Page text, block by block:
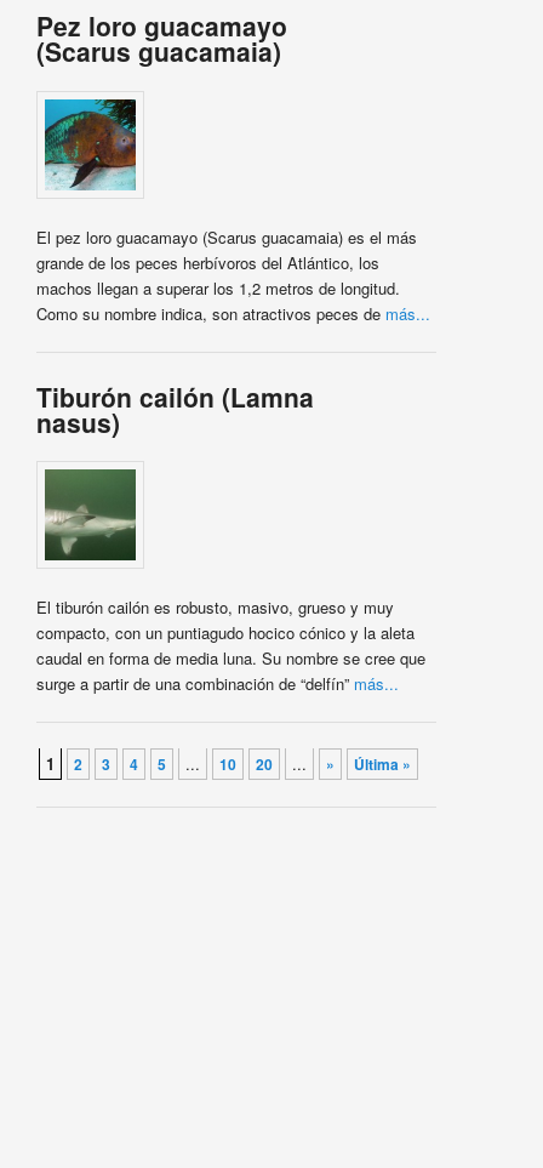
Pez loro guacamayo
(Scarus guacamaia)
El pez loro guacamayo (Scarus guacamaia) es el más
grande de los peces herbívoros del Atlántico, los
machos llegan a superar los 1,2 metros de longitud.
Como su nombre indica, son atractivos peces de más...
Tiburón cailón (Lamna
nasus)
El tiburón cailón es robusto, masivo, grueso y muy
compacto, con un puntiagudo hocico cónico y la aleta
caudal en forma de media luna. Su nombre se cree que
surge a partir de una combinación de “delfín” más...
Navegador de artículos
1 2 3 4 5 ... 10 20 ... » Última »